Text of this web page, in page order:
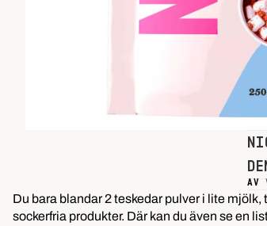
AV
Du bara blandar 2 teskedar pulver i lite
sockerfria produkter. Där kan du även se en